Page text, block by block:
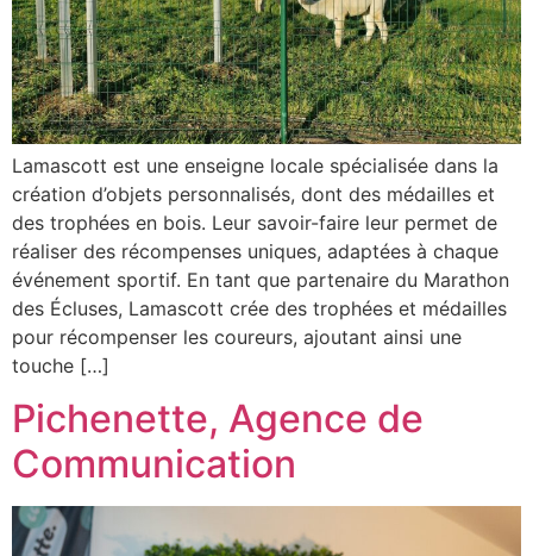
Lamascott est une enseigne locale spécialisée dans la
création d’objets personnalisés, dont des médailles et
des trophées en bois. Leur savoir-faire leur permet de
réaliser des récompenses uniques, adaptées à chaque
événement sportif. En tant que partenaire du Marathon
des Écluses, Lamascott crée des trophées et médailles
pour récompenser les coureurs, ajoutant ainsi une
touche […]
Pichenette, Agence de
Communication